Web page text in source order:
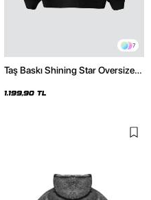
7
Taş Baskı Shining Star Oversize
1.199,90 TL